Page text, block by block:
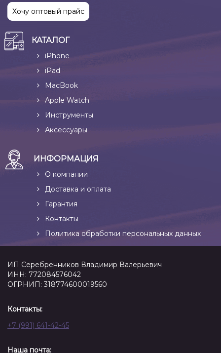
Хочу оптовый прайс
КАТАЛОГ
iPhone
iPad
MacBook
Apple Watch
Инструменты
Аксессуары
ИНФОРМАЦИЯ
О компании
Доставка и оплата
Гарантия
Контакты
Политика обработки персональных данных
ИП Серебренников Владимир Валерьевич
ИНН: 772084576042
ОГРНИП: 318774600019560
Контакты:
+7 (991) 641-42-45
Наша почта: